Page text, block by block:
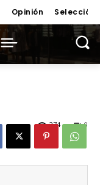
Opinión Selección
0
374